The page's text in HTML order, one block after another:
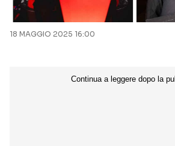
18 MAGGIO 2025 16:00